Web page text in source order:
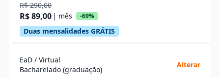
R$ 290,00
R$ 89,00 | mês -69%
Duas mensalidades GRÁTIS
EaD / Virtual
Bacharelado (graduação)
Alterar